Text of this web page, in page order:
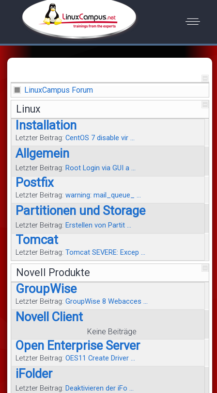
LinuxCampus Forum
Linux
Installation
Letzter Beitrag: CentOS 7 disable vir ...
Allgemein
Letzter Beitrag: Root Login via GUI a ...
Postfix
Letzter Beitrag: warning: mail_queue_ ...
Partitionen und Storage
Letzter Beitrag: Erstellen von Partit ...
Tomcat
Letzter Beitrag: Tomcat SEVERE: Excep ...
Novell Produkte
GroupWise
Letzter Beitrag: GroupWise 8 Webacces ...
Novell Client
Keine Beiträge
Open Enterprise Server
Letzter Beitrag: OES11 Create Driver ...
iFolder
Letzter Beitrag: Deaktivieren der iFo ...